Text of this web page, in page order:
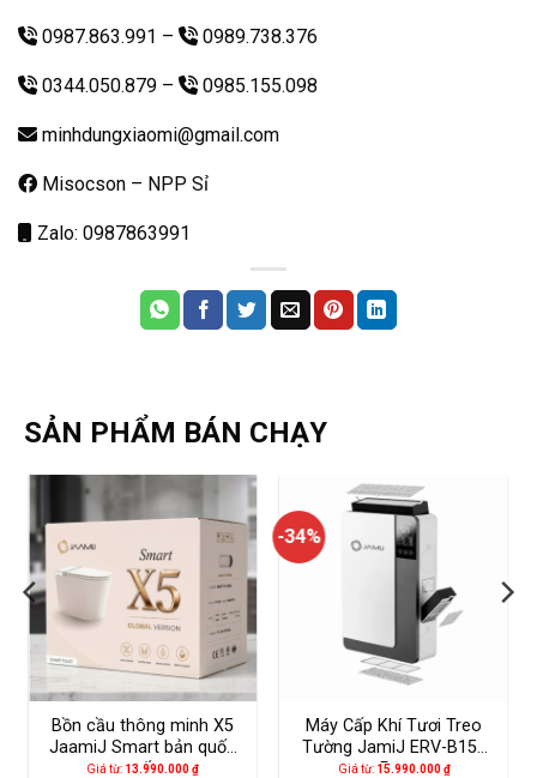
0987.863.991 – 0989.738.376
0344.050.879 – 0985.155.098
minhdungxiaomi@gmail.com
Misocson – NPP Sỉ
Zalo: 0987863991
SẢN PHẨM BÁN CHẠY
Bồn cầu thông minh X5
JaamiJ Smart bản quốc
tế
Giá từ: 13.990.000₫
-34%
Máy Cấp Khí Tươi Treo
Tường JamiJ ERV-B150
Pro
Giá từ: 15.990.000₫